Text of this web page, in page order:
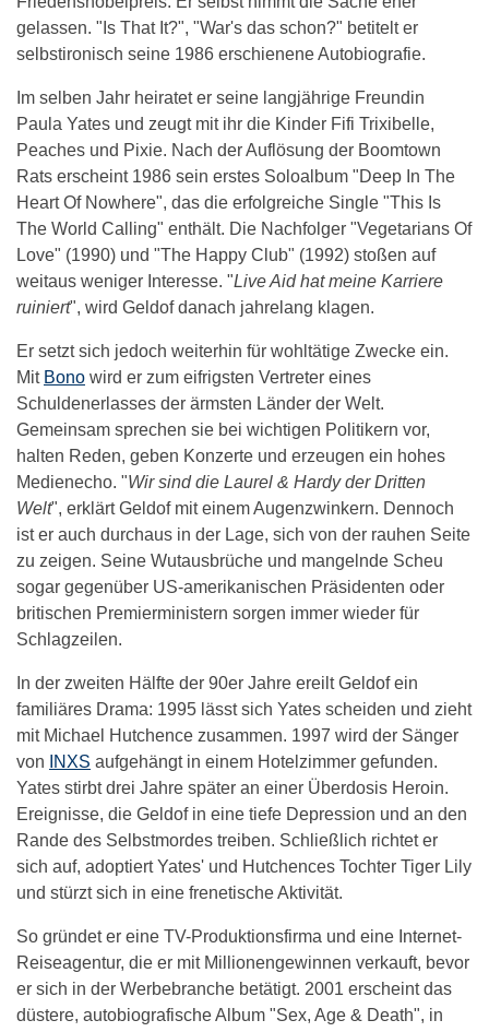
gelassen. "Is That It?", "War's das schon?" betitelt er
selbstironisch seine 1986 erschienene Autobiografie.
Im selben Jahr heiratet er seine langjährige Freundin
Paula Yates und zeugt mit ihr die Kinder Fifi Trixibelle,
Peaches und Pixie. Nach der Auflösung der Boomtown
Rats erscheint 1986 sein erstes Soloalbum "Deep In The
Heart Of Nowhere", das die erfolgreiche Single "This Is
The World Calling" enthält. Die Nachfolger "Vegetarians Of
Love" (1990) und "The Happy Club" (1992) stoßen auf
weitaus weniger Interesse. "Live Aid hat meine Karriere
ruiniert", wird Geldof danach jahrelang klagen.
Er setzt sich jedoch weiterhin für wohltätige Zwecke ein.
Mit Bono wird er zum eifrigsten Vertreter eines
Schuldenerlasses der ärmsten Länder der Welt.
Gemeinsam sprechen sie bei wichtigen Politikern vor,
halten Reden, geben Konzerte und erzeugen ein hohes
Medienecho. "Wir sind die Laurel & Hardy der Dritten
Welt", erklärt Geldof mit einem Augenzwinkern. Dennoch
ist er auch durchaus in der Lage, sich von der rauhen Seite
zu zeigen. Seine Wutausbrüche und mangelnde Scheu
sogar gegenüber US-amerikanischen Präsidenten oder
britischen Premierministern sorgen immer wieder für
Schlagzeilen.
In der zweiten Hälfte der 90er Jahre ereilt Geldof ein
familiäres Drama: 1995 lässt sich Yates scheiden und zieht
mit Michael Hutchence zusammen. 1997 wird der Sänger
von
INXS aufgehängt in einem Hotelzimmer gefunden.
Yates stirbt drei Jahre später an einer Überdosis Heroin.
Ereignisse, die Geldof in eine tiefe Depression und an den
Rande des Selbstmordes treiben. Schließlich richtet er
sich auf, adoptiert Yates' und Hutchences Tochter Tiger Lily
und stürzt sich in eine frenetische Aktivität.
So gründet er eine TV-Produktionsfirma und eine Internet-
Reiseagentur, die er mit Millionengewinnen verkauft, bevor
er sich in der Werbebranche betätigt. 2001 erscheint das
düstere, autobiografische Album "Sex, Age & Death", in